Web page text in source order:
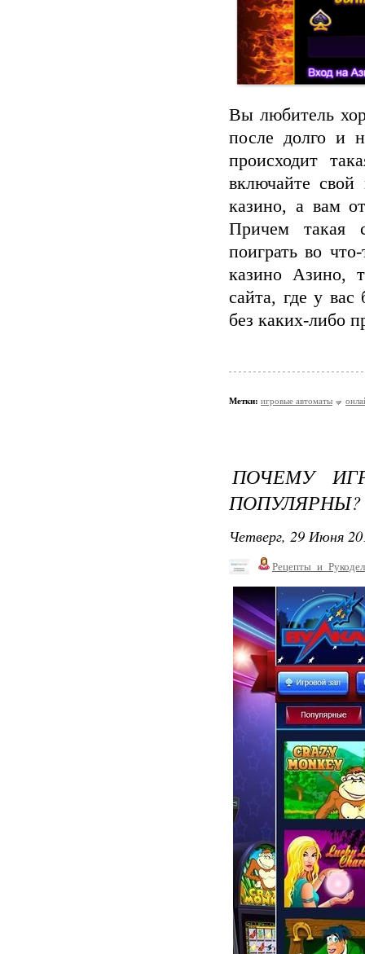
Вы любитель
после долго и
происходит
включайте
казино, а вам
Причем такая
поиграть во
казино Азино,
сайта, где у
без каких-либо
Метки: игровые автоматы
ПОЧЕМУ
ПОПУЛЯРНЫ?
Четверг, 29 Июня